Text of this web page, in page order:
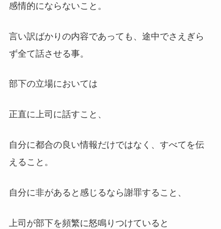
感情的にならないこと。
言い訳ばかりの内容であっても、途中でさえぎら
ず全て話させる事。
部下の立場においては
正直に上司に話すこと、
自分に都合の良い情報だけではなく、すべてを伝
えること。
自分に非があると感じるなら謝罪すること、
上司が部下を頻繁に怒鳴りつけていると